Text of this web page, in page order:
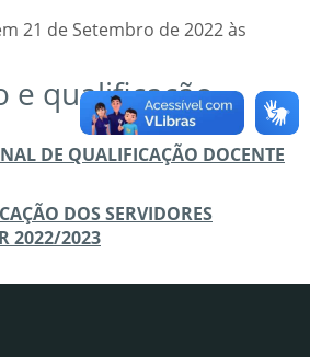
21 de Setembro de 2022 às
e qualificação
DE QUALIFICAÇÃO DOCENTE
DOS SERVIDORES
2022/2023